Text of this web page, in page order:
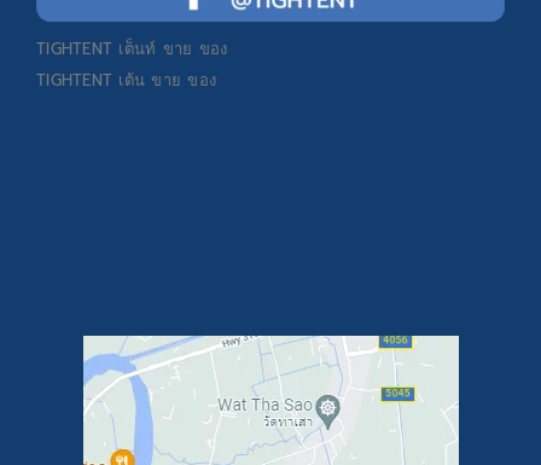
TIGHTENT เต็นท์ ขาย ของ
TIGHTENT เต้น ขาย ของ